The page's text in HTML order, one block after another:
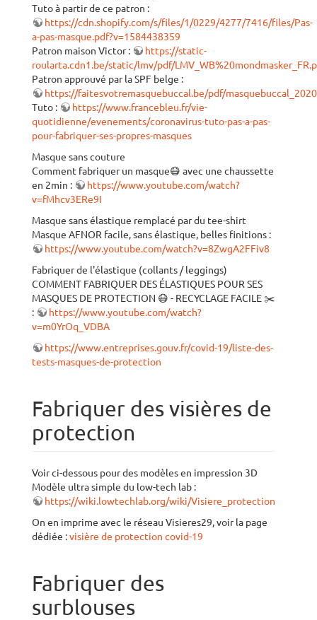
Tuto à partir de ce patron :
https://cdn.shopify.com/s/files/1/0229/4277/7416/files/Pas-
a-pas-masque.pdf?v=1584438359
Patron maison Victor :
https://static-
roularta.cdn1.be/static/lmv/pdf/
Patron approuvé par la SPF belge :
https://faitesvotremasquebuccal.be/pdf/
Tuto :
https://www.francebleu.fr/vie-
quotidienne/evenements/coronavirus-tuto-pas-a-pas-
pour-fabriquer-ses-propres-masques
Masque sans couture
Comment fabriquer un masque😷 avec une chaussette
en 2min :
https://www.youtube.com/watch?
v=fMhcv3ERe9I
Masque sans élastique remplacé par du tee-shirt
Masque AFNOR facile, sans élastique, belles finitions :
https://www.youtube.com/watch?v=8ZwgA2FFiv8
Fabriquer de l'élastique (collants / leggings)
COMMENT FABRIQUER DES ÉLASTIQUES POUR SES
MASQUES DE PROTECTION 😷 - RECYCLAGE FACILE ✂️
:
https://www.youtube.com/watch?
v=m0YrOq_VDBA
https://www.entreprises.gouv.fr/covid-19/liste-des-
tests-masques-de-protection
Fabriquer des visières de
protection
Voir ci-dessous pour des modèles en impression 3D
Modèle ultra simple du low-tech lab :
https://wiki.lowtechlab.org/wiki/Visiere_protection
On en imprime avec le réseau Visieres29, voir la page
dédiée :visière de protection covid-19
Fabriquer des
surblouses